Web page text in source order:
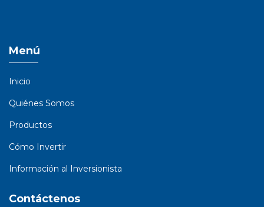
Menú
Inicio
Quiénes Somos
Productos
Cómo Invertir
Información al Inversionista
Contáctenos